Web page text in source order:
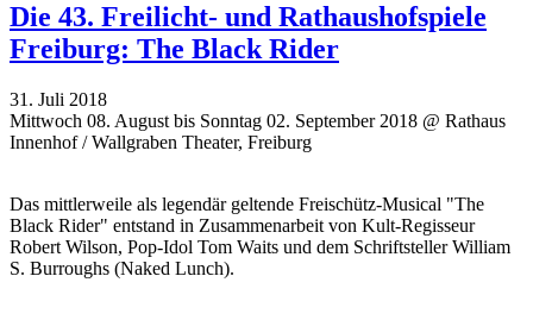
Die 43. Freilicht- und Rathaushofspiele
Freiburg: The Black Rider
31. Juli 2018
Mittwoch 08. August bis Sonntag 02. September 2018 @ Rathaus
Innenhof / Wallgraben Theater, Freiburg
Das mittlerweile als legendär geltende Freischütz-Musical "The
Black Rider" entstand in Zusammenarbeit von Kult-Regisseur
Robert Wilson, Pop-Idol Tom Waits und dem Schriftsteller William
S. Burroughs (Naked Lunch).